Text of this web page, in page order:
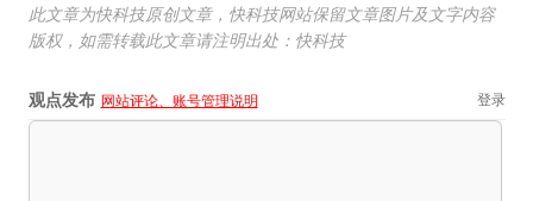
此文章为快科技原创文章，快科技网站保留文章图片及文字内容
版权，如需转载此文章请注明出处：快科技
观点发布 网站评论、账号管理说明 登录